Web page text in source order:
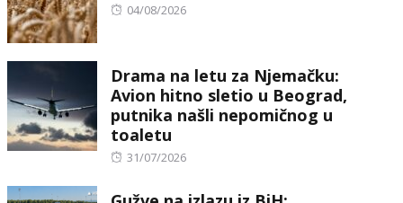
Posted
04/08/2026
Drama na letu za Njemačku:
Avion hitno sletio u Beograd,
putnika našli nepomičnog u
toaletu
Posted
31/07/2026